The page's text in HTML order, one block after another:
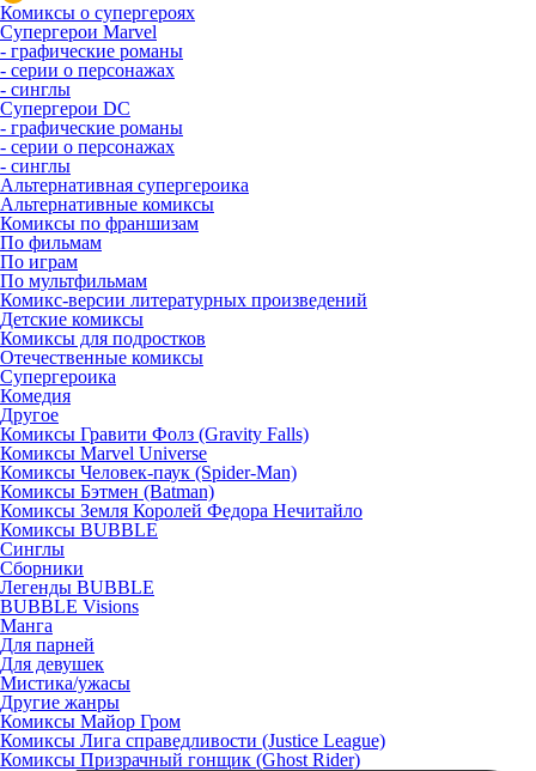
Комиксы о супергероях
Супергерои Marvel
- графические романы
- серии о персонажах
- синглы
Супергерои DC
- графические романы
- серии о персонажах
- синглы
Альтернативная супергероика
Альтернативные комиксы
Комиксы по франшизам
По фильмам
По играм
По мультфильмам
Комикс-версии литературных произведений
Детские комиксы
Комиксы для подростков
Отечественные комиксы
Супергероика
Комедия
Другое
Комиксы Гравити Фолз (Gravity Falls)
Комиксы Marvel Universe
Комиксы Человек-паук (Spider-Man)
Комиксы Бэтмен (Batman)
Комиксы Земля Королей Федора Нечитайло
Комиксы BUBBLE
Синглы
Сборники
Легенды BUBBLE
BUBBLE Visions
Манга
Для парней
Для девушек
Мистика/ужасы
Другие жанры
Комиксы Майор Гром
Комиксы Лига справедливости (Justice League)
Комиксы Призрачный гонщик (Ghost Rider)